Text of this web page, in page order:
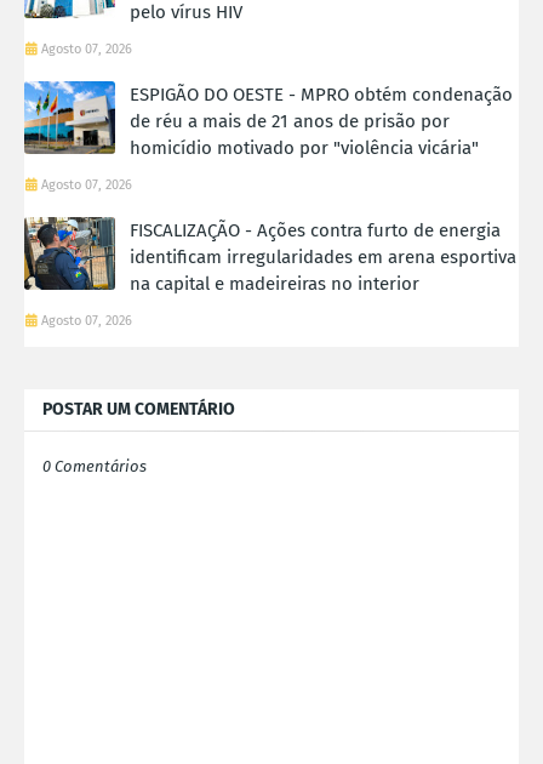
pelo vírus HIV
Agosto 07, 2026
ESPIGÃO DO OESTE - MPRO obtém condenação
de réu a mais de 21 anos de prisão por
homicídio motivado por "violência vicária"
Agosto 07, 2026
FISCALIZAÇÃO - Ações contra furto de energia
identificam irregularidades em arena esportiva
na capital e madeireiras no interior
Agosto 07, 2026
POSTAR UM COMENTÁRIO
0 Comentários